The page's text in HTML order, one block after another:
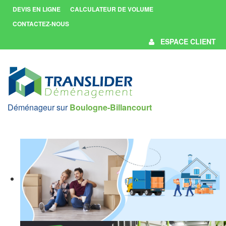
DEVIS EN LIGNE
CALCULATEUR DE VOLUME
CONTACTEZ-NOUS
ESPACE CLIENT
Déménageur surBoulogne-Billancourt